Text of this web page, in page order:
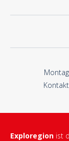
Exploregion ist